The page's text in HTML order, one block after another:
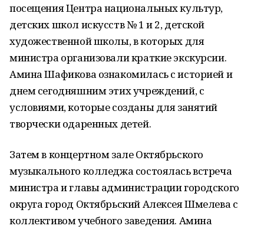
посещения Центра национальных культур,
детских школ искусств № 1 и 2, детской
художественной школы, в которых для
министра организовали краткие экскурсии.
Амина Шафикова ознакомилась с историей и
днем сегодняшним этих учреждений, с
условиями, которые созданы для занятий
творчески одаренных детей.
Затем в концертном зале Октябрьского
музыкального колледжа состоялась встреча
министра и главы администрации городского
округа город Октябрьский Алексея Шмелева с
коллективом учебного заведения. Амина